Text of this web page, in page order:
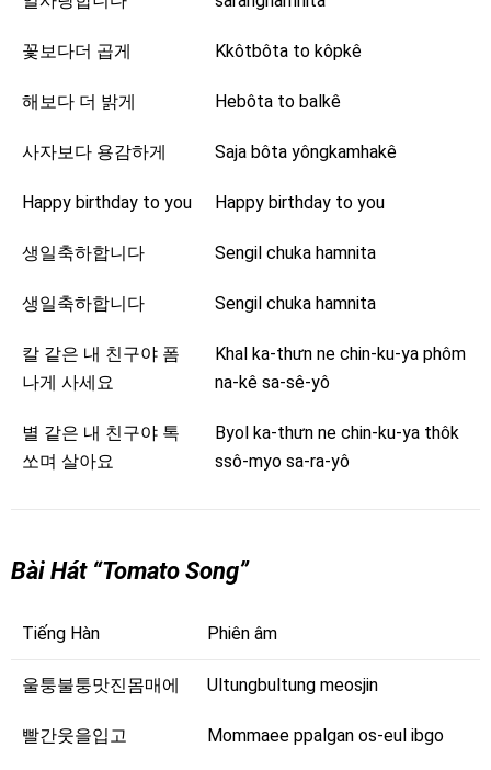
꽃보다더 곱게
해보다 더 밝게
사자보다 용감하게
Happy birthday to you
생일축하합니다
생일축하합니다
칼 같은 내 친구야 폼
나게 사세요
별 같은 내 친구야 톡
쏘며 살아요
Kkôtbôta to kôpkê
Hebôta to balkê
Saja bôta yôngkamhakê
Happy birthday to you
Sengil chuka hamnita
Sengil chuka hamnita
Khal ka-thưn ne chin-ku-ya phôm
na-kê sa-sê-yô
Byol ka-thưn ne chin-ku-ya thôk
ssô-myo sa-ra-yô
Bài Hát “Tomato Song”
Tiếng Hàn Phiên âm
울퉁불퉁맛진몸매에
빨간웃을입고
Ultungbultung meosjin
Mommaee ppalgan os-eul ibgo